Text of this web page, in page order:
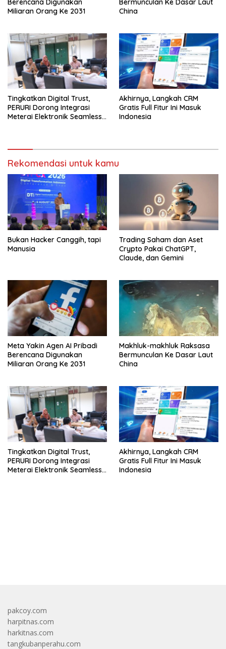
Berencana Digunakan
Miliaran Orang Ke 2031
Bermunculan Ke Dasar Laut
China
Tingkatkan Digital Trust,
PERURI Dorong Integrasi
Meterai Elektronik Seamless
Akhirnya, Langkah CRM
Gratis Full Fitur Ini Masuk
Indonesia
Rekomendasi untuk kamu
Bukan Hacker Canggih, tapi
Manusia
Trading Saham dan Aset
Crypto Pakai ChatGPT,
Claude, dan Gemini
Meta Yakin Agen AI Pribadi
Berencana Digunakan
Miliaran Orang Ke 2031
Makhluk-makhluk Raksasa
Bermunculan Ke Dasar Laut
China
Tingkatkan Digital Trust,
PERURI Dorong Integrasi
Meterai Elektronik Seamless
Akhirnya, Langkah CRM
Gratis Full Fitur Ini Masuk
Indonesia
pakcoy.com
harpitnas.com
harkitnas.com
tangkubanperahu.com